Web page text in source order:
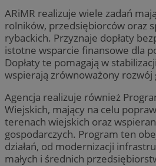
ARiMR realizuje wiele zadań
rolników, przedsiębiorców oraz
rybackich. Przyznaje dopłaty
istotne wsparcie finansowe dla
Dopłaty te pomagają w
wspierają zrównoważony rozwój
Agencja realizuje również
Wiejskich, mający na celu
terenach wiejskich oraz
gospodarczych. Program ten
działań, od modernizacji
małych i średnich